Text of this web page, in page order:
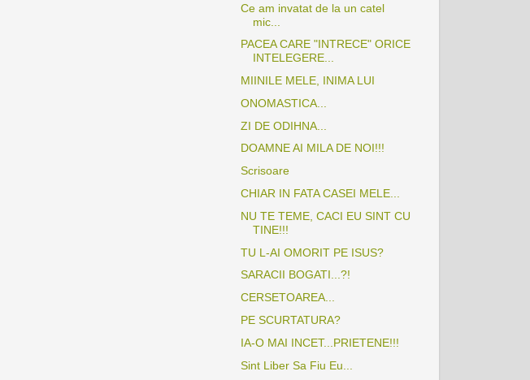
Ce am invatat de la un catel
mic...
PACEA CARE "INTRECE" ORICE
INTELEGERE...
MIINILE MELE, INIMA LUI
ONOMASTICA...
ZI DE ODIHNA...
DOAMNE AI MILA DE NOI!!!
Scrisoare
CHIAR IN FATA CASEI MELE...
NU TE TEME, CACI EU SINT CU
TINE!!!
TU L-AI OMORIT PE ISUS?
SARACII BOGATI...?!
CERSETOAREA...
PE SCURTATURA?
IA-O MAI INCET...PRIETENE!!!
Sint Liber Sa Fiu Eu...